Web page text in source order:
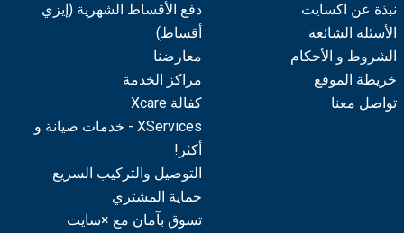
نبذة عن اكسايت
الأسئلة الشائعة
الشروط و الأحكام
خريطة الموقع
تواصل معنا
دفع الأقساط الشهرية (إيزي
أقساط)
معارضنا
مراكز الخدمة
كفالة Xcare
XServices - خدمات صيانة و
أكثر!
التوصيل والتركيب السريع
حماية المشتري
تسوق بآمان مع ×سايت